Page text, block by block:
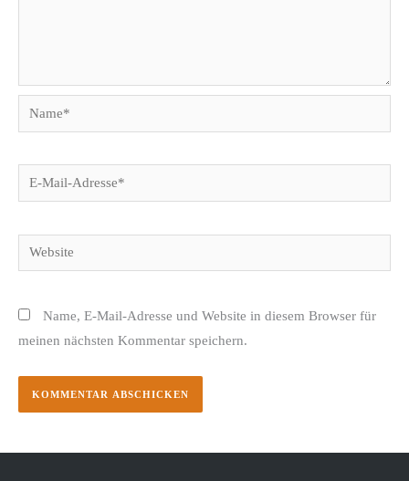
Name*
E-
Mail-
Website
Name, E-Mail-Adresse und Website in diesem Browser für
meinen nächsten Kommentar speichern.